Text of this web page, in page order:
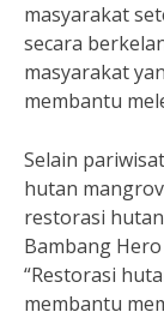
masyarakat
secara
masyarakat
membantu
Selain
hutan
restorasi
Bambang
“Restorasi
membantu